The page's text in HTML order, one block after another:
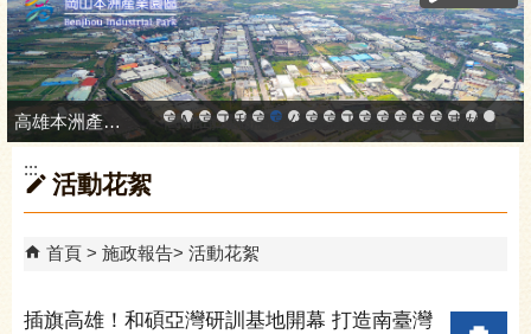
高雄市政府中小企業升級輔導網站
MEGABAY大港創艦
高雄金融科技創新園區
工廠登記線上申辦系統
和發產業園區
高雄工業資訊平台
高雄本洲產業園區服務中心
公司、商業登記主題網
高雄市友善商家
高雄市政府經濟發展局-
工業管線防災教育資
高雄市綠能管理資
高雄市綠能管理
高雄淨零商轉
高雄招商網
高雄會展網
專刊『雄
雄心高
「我
高雄本洲產業園區服務中心
:::
活動花絮
首頁 施政報告 活動花絮
插旗高雄！和碩亞灣研訓基地開幕 打造南臺灣